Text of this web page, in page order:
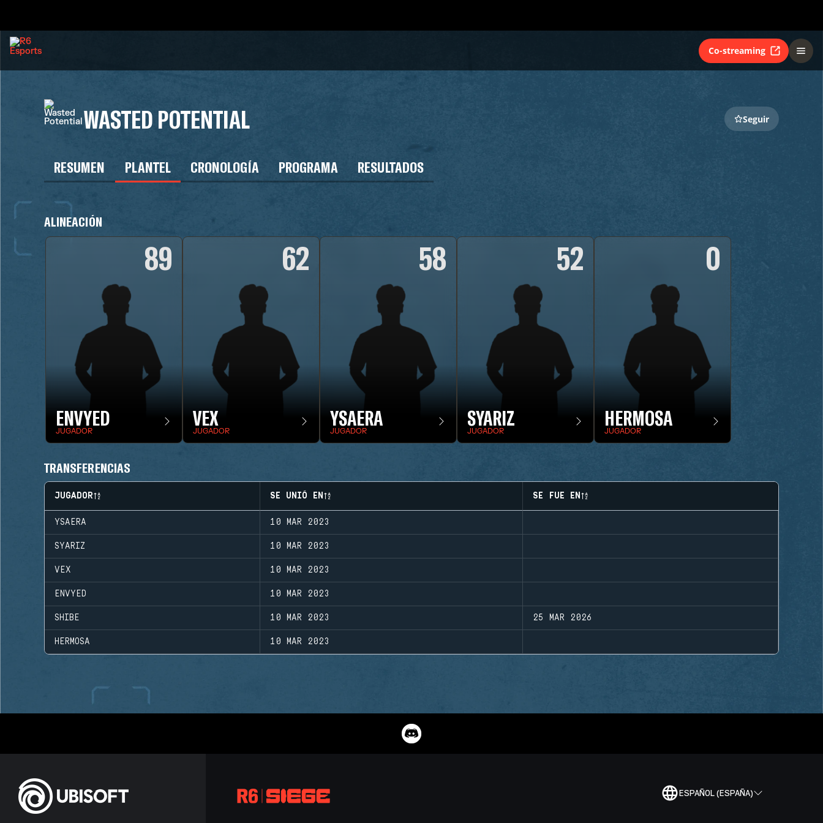
Co-streaming
WASTED POTENTIAL Seguir
RESUMEN PLANTEL CRONOLOGÍA PROGRAMA RESULTADOS
ALINEACIÓN
89
ENVYED
JUGADOR
62
VEX
JUGADOR
58
YSAERA
JUGADOR
52
SYARIZ
JUGADOR
0
HERMOSA
JUGADOR
TRANSFERENCIAS
JUGADOR SE UNIÓ EN SE FUE EN
YSAERA 10 MAR 2023
SYARIZ 10 MAR 2023
VEX 10 MAR 2023
ENVYED 10 MAR 2023
SHIBE 10 MAR 2023 25 MAR 2026
HERMOSA 10 MAR 2023
ESPAÑOL (ESPAÑA)